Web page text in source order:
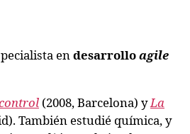
endesarrolloagile
(2008, Barcelona) yLa
También estudié química, y